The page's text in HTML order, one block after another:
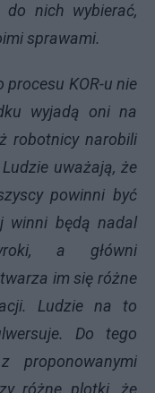
nich wybierać,
sprawami.
KOR-u nie
wyjadą oni na
robotnicy narobili
uważają, że
powinni być
winni będą nadal
a główni
im się różne
Ludzie na to
Do tego
proponowanymi
różne plotki, że